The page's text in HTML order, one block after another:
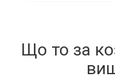
Що то за